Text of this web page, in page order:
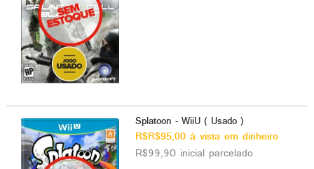
Splatoon - WiiU ( Usado )
R$R$95,00 à vista em dinheiro
R$99,90 inicial parcelado